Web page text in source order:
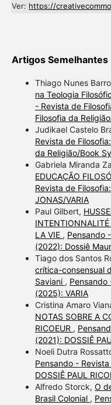
Ver: https://
Artigos Semelhantes
Thiago Nunes
na Teologia
- Revista de
Filosofia da
Judikael Castelo
Revista de
da Religião/Book
Gabriela Miranda
EDUCAÇÃO
Revista de
JONAS/VARIA
Paul Gilbert,
INTENTIONNALITÉ
LA VIE , Pensando
(2022): Dossiê
Tiago dos Santos
crítica-consensual
Saviani , Pensando
(2025): VARIA
Cristina Amaro
NOTAS SOBRE A
RICOEUR ,
(2021): DOSSIÊ
Noeli Dutra
Pensando -
DOSSIÊ PAUL
Alfredo Storck, O
Brasil Colonial ,